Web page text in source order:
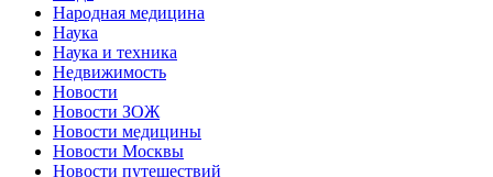
Народная медицина
Наука
Наука и техника
Недвижимость
Новости
Новости ЗОЖ
Новости медицины
Новости Москвы
Новости путешествий